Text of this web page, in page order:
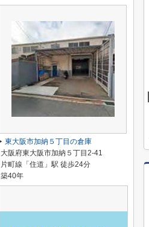
東大阪市加納５丁目の倉庫
大阪府東大阪市加納５丁目2-41
片町線「住道」駅 徒歩24分
築40年